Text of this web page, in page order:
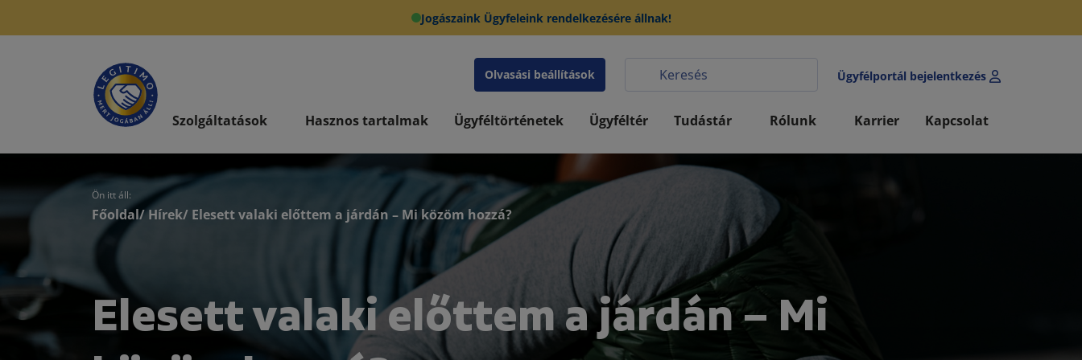
Jogászaink Ügyfeleink rendelkezésére állnak!
Olvasási beállítások Ügyfélportál bejelentkezés
Szolgáltatások Hasznos tartalmak Ügyféltörténetek Ügyféltér Tudástár Rólunk Karrier Kapcsolat
Ön itt áll:
Főoldal/Hírek/ Elesett valaki előttem a járdán – Mi közöm hozzá?
Elesett valaki előttem a járdán – Mi